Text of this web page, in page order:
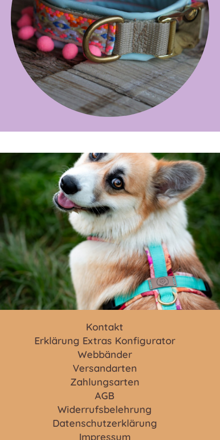
Kontakt
Erklärung Extras Konfigurator
Webbänder
Versandarten
Zahlungsarten
AGB
Widerrufsbelehrung
Datenschutzerklärung
Impressum